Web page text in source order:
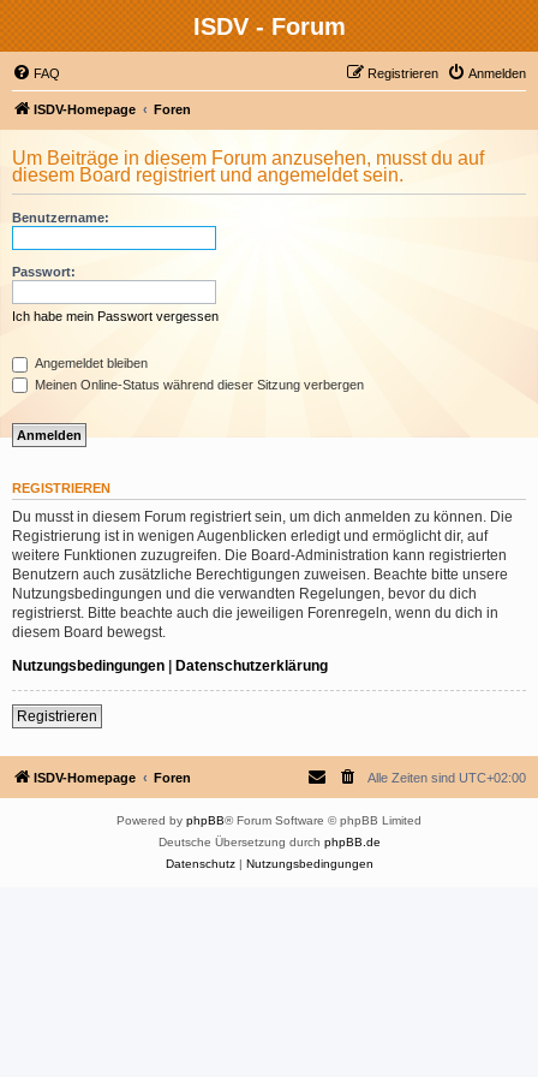
ISDV - Forum
FAQ Anmelden
Registrieren
ISDV-Homepage Foren
Um Beiträge in diesem Forum anzusehen, musst du auf
diesem Board registriert und angemeldet sein.
Benutzername:
Passwort:
Ich habe mein Passwort vergessen
Angemeldet bleiben
Meinen Online-Status während dieser Sitzung verbergen
REGISTRIEREN
Du musst in diesem Forum registriert sein, um dich anmelden zu können. Die
Registrierung ist in wenigen Augenblicken erledigt und ermöglicht dir, auf
weitere Funktionen zuzugreifen. Die Board-Administration kann registrierten
Benutzern auch zusätzliche Berechtigungen zuweisen. Beachte bitte unsere
Nutzungsbedingungen und die verwandten Regelungen, bevor du dich
registrierst. Bitte beachte auch die jeweiligen Forenregeln, wenn du dich in
diesem Board bewegst.
Nutzungsbedingungen | Datenschutzerklärung
Registrieren
ISDV-Homepage Foren Alle Zeiten sind UTC+02:00
Powered by phpBB® Forum Software © phpBB Limited
Deutsche Übersetzung durch phpBB.de
Datenschutz| Nutzungsbedingungen